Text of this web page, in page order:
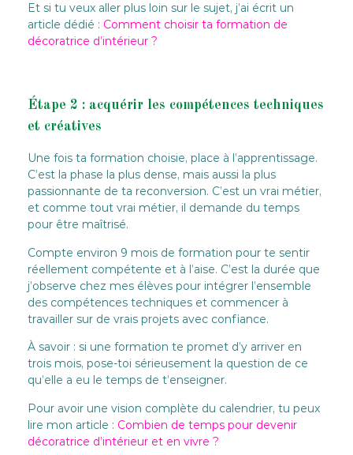
Et si tu veux aller plus loin sur le sujet, j’ai écrit un
article dédié : Comment choisir ta formation de
décoratrice d’intérieur ?
Étape 2 : acquérir les compétences techniques
et créatives
Une fois ta formation choisie, place à l’apprentissage.
C’est la phase la plus dense, mais aussi la plus
passionnante de ta reconversion. C’est un vrai métier,
et comme tout vrai métier, il demande du temps
pour être maîtrisé.
Compte environ 9 mois de formation pour te sentir
réellement compétente et à l’aise. C’est la durée que
j’observe chez mes élèves pour intégrer l’ensemble
des compétences techniques et commencer à
travailler sur de vrais projets avec confiance.
À savoir : si une formation te promet d’y arriver en
trois mois, pose-toi sérieusement la question de ce
qu’elle a eu le temps de t’enseigner.
Pour avoir une vision complète du calendrier, tu peux
lire mon article : Combien de temps pour devenir
décoratrice d’intérieur et en vivre ?